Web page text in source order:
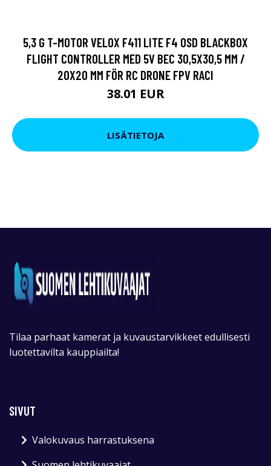
5,3 G T-MOTOR VELOX F411 LITE F4 OSD BLACKBOX
FLIGHT CONTROLLER MED 5V BEC 30,5X30,5 MM /
20X20 MM FÖR RC DRONE FPV RACI
38.01 EUR
LISÄTIETOJA
Tilaa parhaat kamerat ja kuvaustarvikkeet edullisesti
luotettavilta kauppiailta!
SIVUT
Valokuvaus harrastuksena